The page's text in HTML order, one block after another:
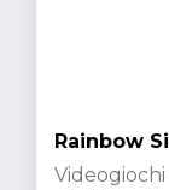
Rainbow